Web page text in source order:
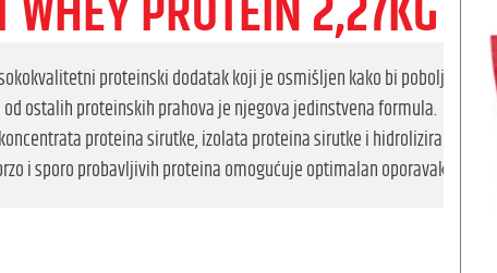
proteinski dodatak koji je osmišljen kako bi poboljšao
od ostalih proteinskih prahova je njegova jedinstvena formula.
proteina sirutke, izolata proteina sirutke i hidroliziranog
i sporo probavljivih proteina omogućuje optimalan oporavak i rast